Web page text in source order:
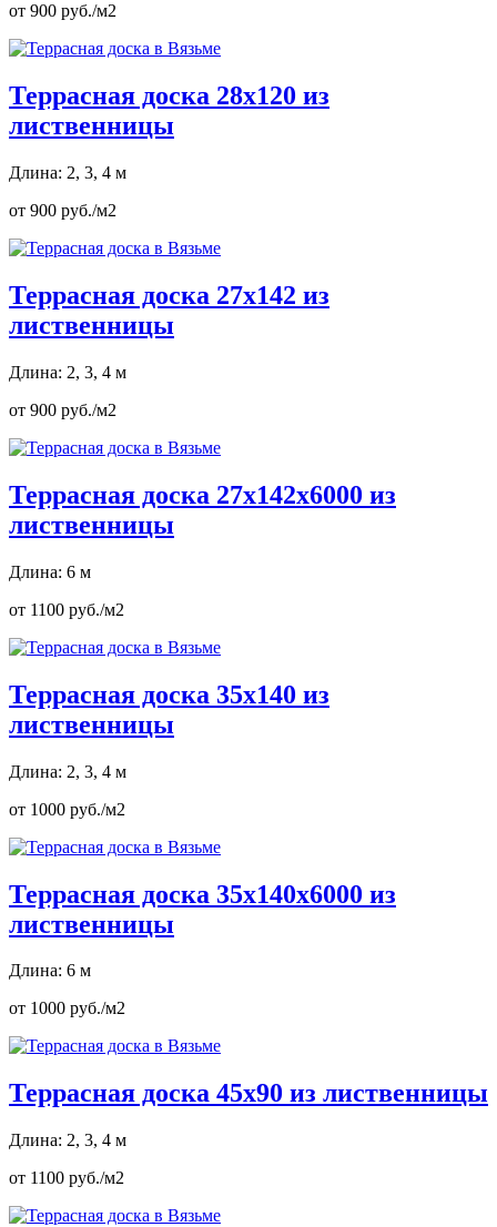
от 900 руб./м2
Террасная доска 28х120 из
лиственницы
Длина: 2, 3, 4 м
от 900 руб./м2
Террасная доска 27х142 из
лиственницы
Длина: 2, 3, 4 м
от 900 руб./м2
Террасная доска 27х142х6000 из
лиственницы
Длина: 6 м
от 1100 руб./м2
Террасная доска 35х140 из
лиственницы
Длина: 2, 3, 4 м
от 1000 руб./м2
Террасная доска 35х140х6000 из
лиственницы
Длина: 6 м
от 1000 руб./м2
Террасная доска 45х90 из лиственницы
Длина: 2, 3, 4 м
от 1100 руб./м2